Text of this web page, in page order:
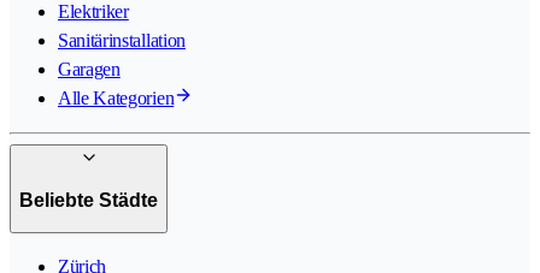
Elektriker
Sanitärinstallation
Garagen
Alle Kategorien
Beliebte Städte
Zürich